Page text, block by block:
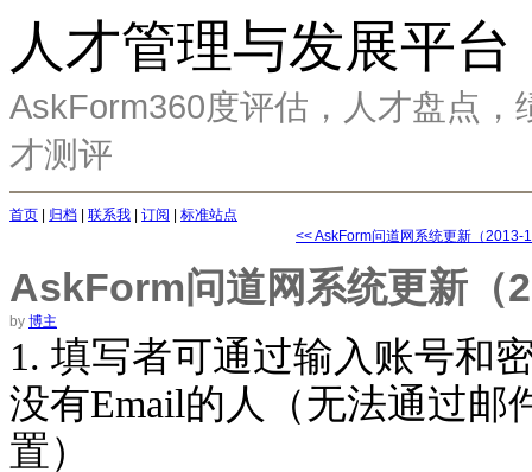
人才管理与发展平台
AskForm360度评估，人才盘点
才测评
首页 归档 联系我 订阅
标准站点
<< AskForm问道网系统更新（2013-
AskForm问道网系统更新（
by 博主
1. 填写者可通过输入账号和
没有Email的人（无法通过邮
置）